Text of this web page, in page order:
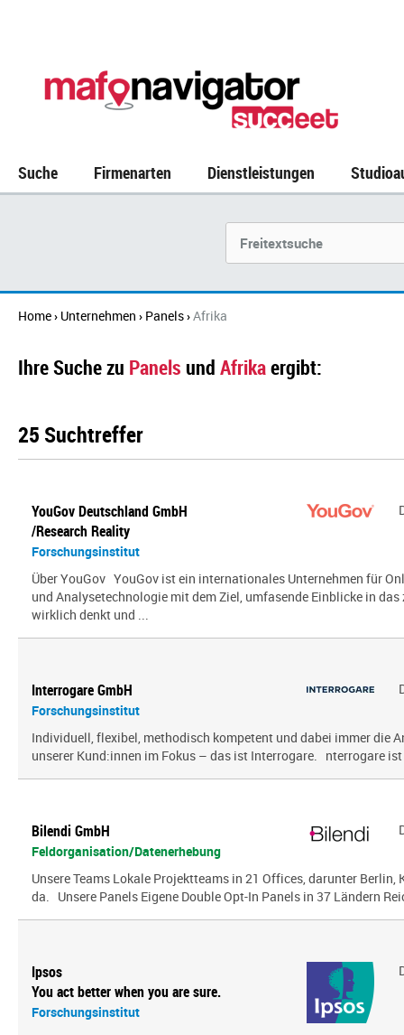
Suche Firmenarten Dienstleistungen
Home› Unternehmen › Panels›Afrika
Ihre Suche zu Panels und Afrikaergibt:
25 Suchtreffer
YouGov Deutschland GmbH
/Research Reality
Forschungsinstitut
Über YouGov YouGov ist ein internationales Unternehmen für
und Analysetechnologie mit dem Ziel, umfasende Einblicke in das
wirklich denkt und ...
Interrogare GmbH
Forschungsinstitut
Individuell, flexibel, methodisch kompetent und dabei immer die
unserer Kund:innen im Fokus – das ist Interrogare. nterrogare
Bilendi GmbH
Feldorganisation/Datenerhebung
Unsere Teams Lokale Projektteams in 21 Offices, darunter Berlin,
da. Unsere Panels Eigene Double Opt-In Panels in 37 Ländern
Ipsos
You act better when you are sure.
Forschungsinstitut